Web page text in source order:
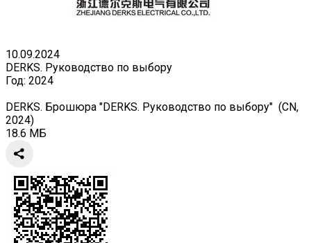
10.09.2024
DERKS. Руководство по выбору
Год: 2024
DERKS. Брошюра "DERKS. Руководство по выбору" (CN,
2024)
18.6 МБ